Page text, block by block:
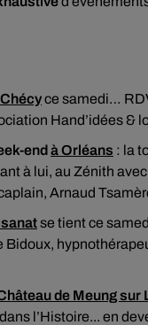
ce samedi…
Hand’idées &
endà Orléans : la
à lui, au Zénith
Arnaud
se tient ce
Bidoux,
de Meung sur
l’Histoire... en